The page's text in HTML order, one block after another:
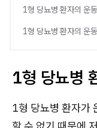
1형 당뇨병 환자의 운
1형 당뇨병 환자의 운
1형 당뇨병
1형 당뇨병 환자가